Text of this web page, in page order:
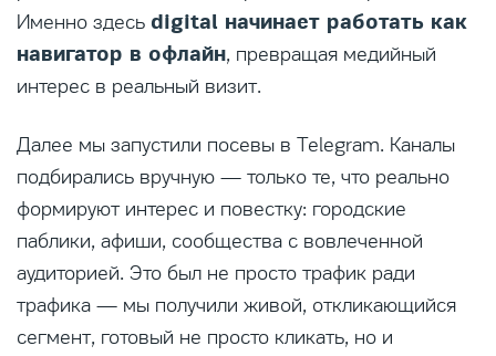
Именно здесь digital начинает работать как
навигатор в офлайн, превращая медийный
интерес в реальный визит.
Далее мы запустили посевы в Telegram. Каналы
подбирались вручную — только те, что реально
формируют интерес и повестку: городские
паблики, афиши, сообщества с вовлеченной
аудиторией. Это был не просто трафик ради
трафика — мы получили живой, откликающийся
сегмент, готовый не просто кликать, но и